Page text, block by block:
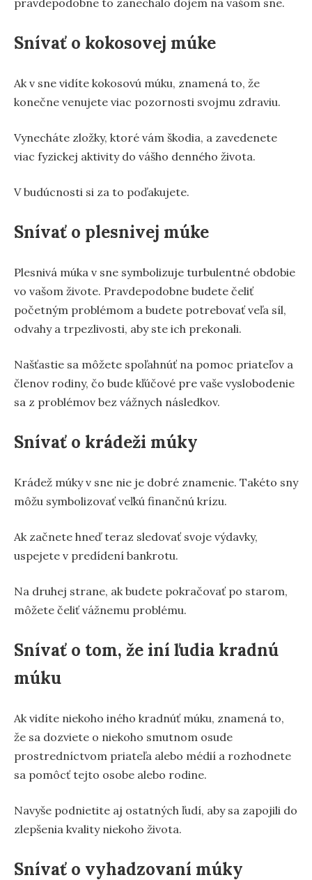
pravdepodobne to zanechalo dojem na vašom sne.
Snívať o kokosovej múke
Ak v sne vidíte kokosovú múku, znamená to, že
konečne venujete viac pozornosti svojmu zdraviu.
Vynecháte zložky, ktoré vám škodia, a zavedenete
viac fyzickej aktivity do vášho denného života.
V budúcnosti si za to poďakujete.
Snívať o plesnivej múke
Plesnivá múka v sne symbolizuje turbulentné obdobie
vo vašom živote. Pravdepodobne budete čeliť
početným problémom a budete potrebovať veľa síl,
odvahy a trpezlivosti, aby ste ich prekonali.
Našťastie sa môžete spoľahnúť na pomoc priateľov a
členov rodiny, čo bude kľúčové pre vaše vyslobodenie
sa z problémov bez vážnych následkov.
Snívať o krádeži múky
Krádež múky v sne nie je dobré znamenie. Takéto sny
môžu symbolizovať veľkú finančnú krízu.
Ak začnete hneď teraz sledovať svoje výdavky,
uspejete v predídení bankrotu.
Na druhej strane, ak budete pokračovať po starom,
môžete čeliť vážnemu problému.
Snívať o tom, že iní ľudia kradnú
múku
Ak vidíte niekoho iného kradnúť múku, znamená to,
že sa dozviete o niekoho smutnom osude
prostredníctvom priateľa alebo médií a rozhodnete
sa pomôcť tejto osobe alebo rodine.
Navyše podnietite aj ostatných ľudí, aby sa zapojili do
zlepšenia kvality niekoho života.
Snívať o vyhadzovaní múky